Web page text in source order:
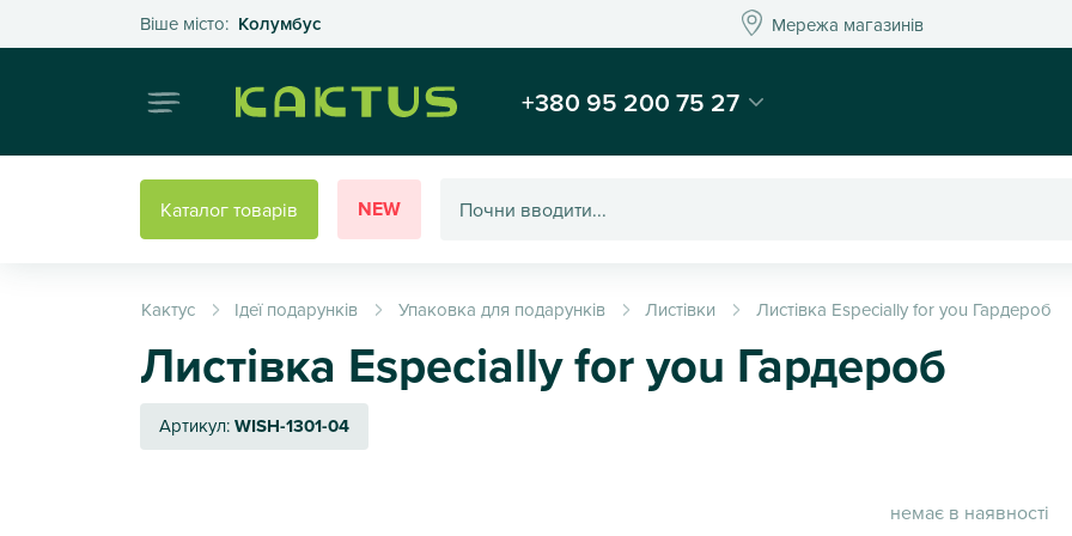
Віше місто: КолумбусОберіть своє місто Мережа магазинівМережа магазинів
Інтернет-магазин подарунків та декору - Kaktus
+380 95 200 75 27
Каталог товарів NEW
Кактус Ідеї подарунків Упаковка для подарунків Листівки Листівка Especially for you Гардероб
Листівка Especially for you Гардероб
Артикул:WISH-1301-04
немає в наявності